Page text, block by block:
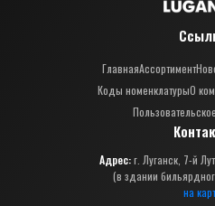
ГлавнаяАссортимент
Коды номенклатурыО
Адрес:г. Луганск, 7-й
(в здании
на